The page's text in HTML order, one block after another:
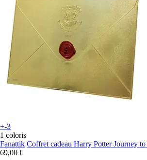
+-3
1 coloris
Fanattik Coffret cadeau Harry Potter Journey
69,00 €